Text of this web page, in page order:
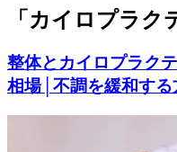
「カイロプラク
整体とカイロプラク
相場│不調を緩和する